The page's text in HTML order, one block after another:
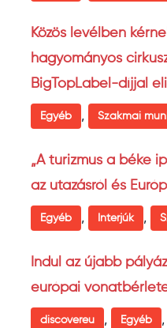
Közös levélben
hagyományos
BigTopLabel-díjjal
Egyéb , Szakmai
„A turizmus a béke
az utazásról és
Egyéb , Interjúk ,
Indul az újabb
európai
discovereu , Egyéb ,